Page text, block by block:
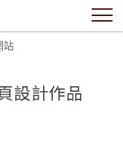
站
設計作品